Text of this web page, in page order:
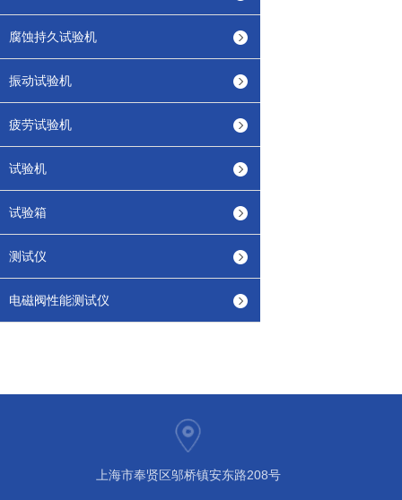
腐蚀持久试验机
振动试验机
疲劳试验机
试验机
试验箱
测试仪
电磁阀性能测试仪
上海市奉贤区邬桥镇安东路208号